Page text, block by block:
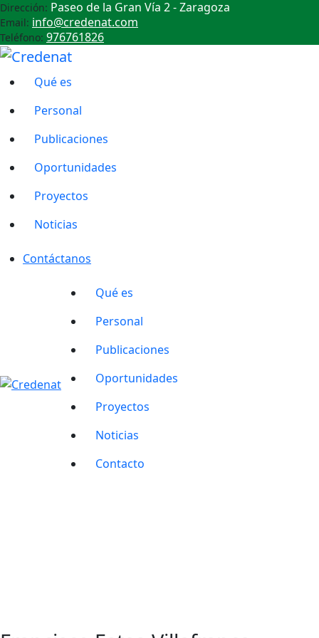
Dirección: Paseo de la Gran Vía 2 - Zaragoza
Email: info@credenat.com
Teléfono: 976761826
Qué es
Personal
Publicaciones
Oportunidades
Proyectos
Noticias
Contáctanos
Qué es
Personal
Publicaciones
Oportunidades
Proyectos
Noticias
Contacto